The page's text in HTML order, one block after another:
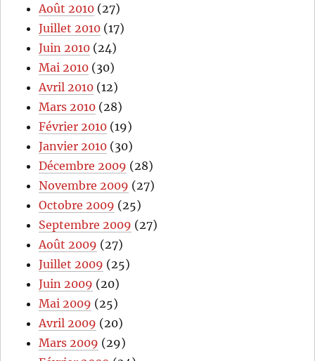
Août 2010 (27)
Juillet 2010 (17)
Juin 2010 (24)
Mai 2010 (30)
Avril 2010 (12)
Mars 2010 (28)
Février 2010 (19)
Janvier 2010 (30)
Décembre 2009 (28)
Novembre 2009 (27)
Octobre 2009 (25)
Septembre 2009 (27)
Août 2009 (27)
Juillet 2009 (25)
Juin 2009 (20)
Mai 2009 (25)
Avril 2009 (20)
Mars 2009 (29)